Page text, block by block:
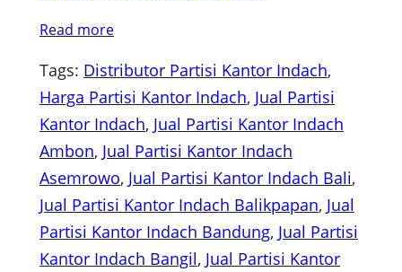
Read more
Tags: Distributor Partisi Kantor Indach
Harga Partisi Kantor Indach, Jual Partisi
Kantor Indach, Jual Partisi Kantor Indach
Ambon, Jual Partisi Kantor Indach
Asemrowo, Jual Partisi Kantor Indach Bali
Jual Partisi Kantor Indach Balikpapan, Jual
Partisi Kantor Indach Bandung, Jual Partisi
Kantor Indach Bangil, Jual Partisi Kantor